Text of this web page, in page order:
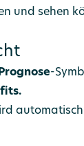
und sehen
-